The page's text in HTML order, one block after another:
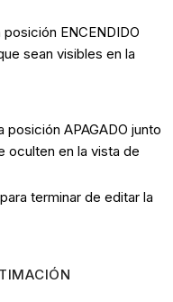
ENCENDIDO
sean visibles en la
posición APAGADO junto
oculten en la vista de
para terminar de editar la